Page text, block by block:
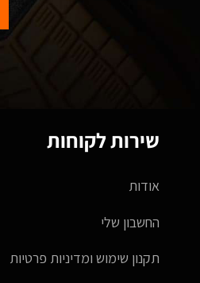
שירות לקוחות
אודות
החשבון שלי
תקנון שימוש ומדיניות פרטיות